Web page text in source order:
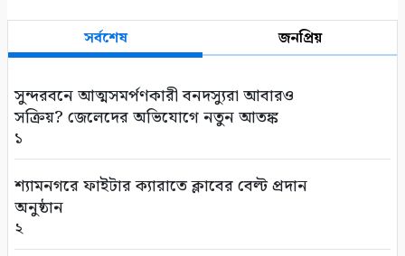
সর্বশেষ জনপ্রিয়
সুন্দরবনে আত্মসমর্পণকারী বনদস্যুরা আবারও
সক্রিয়? জেলেদের অভিযোগে নতুন আতঙ্ক
১
শ্যামনগরে ফাইটার ক্যারাতে ক্লাবের বেল্ট প্রদান
অনুষ্ঠান
২